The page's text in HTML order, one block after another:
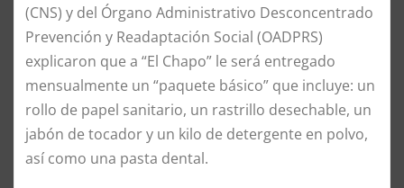
(CNS) y del Órgano Administrativo Desconcentrado
Prevención y Readaptación Social (OADPRS)
explicaron que a “El Chapo” le será entregado
mensualmente un “paquete básico” que incluye: un
rollo de papel sanitario, un rastrillo desechable, un
jabón de tocador y un kilo de detergente en polvo,
así como una pasta dental.